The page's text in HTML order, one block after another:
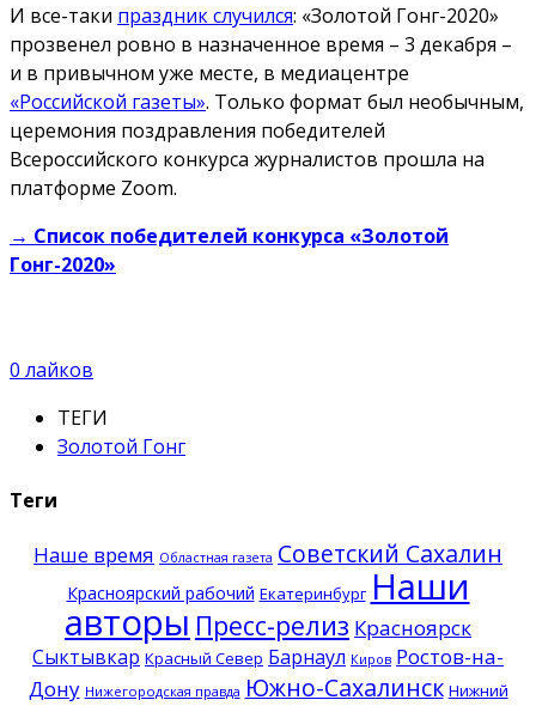
И все-таки праздник случился: «Золотой Гонг-2020»
прозвенел ровно в назначенное время – 3 декабря –
и в привычном уже месте, в медиацентре
«Российской газеты». Только формат был необычным,
церемония поздравления победителей
Всероссийского конкурса журналистов прошла на
платформе Zoom.
→ Список победителей конкурса «Золотой
Гонг-2020»
0 лайков
ТЕГИ
Золотой Гонг
Теги
Наше время Областная газета Советский Сахалин
Красноярский рабочий Екатеринбург Наши
авторы Пресс-релиз Красноярск
Сыктывкар Красный Север Барнаул Киров Ростов-на-
Дону Нижегородская правда Южно-Сахалинск Нижний